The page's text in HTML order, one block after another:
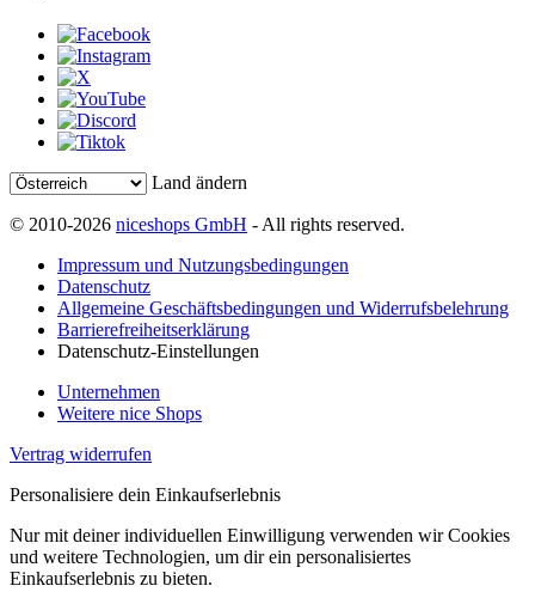
Land ändern
© 2010-2026 niceshops GmbH - All rights reserved.
Impressum und Nutzungsbedingungen
Datenschutz
Allgemeine Geschäftsbedingungen und Widerrufsbelehrung
Barrierefreiheitserklärung
Datenschutz-Einstellungen
Unternehmen
Weitere nice Shops
Vertrag widerrufen
Personalisiere dein Einkaufserlebnis
Nur mit deiner individuellen Einwilligung verwenden wir Cookies
und weitere Technologien, um dir ein personalisiertes
Einkaufserlebnis zu bieten.